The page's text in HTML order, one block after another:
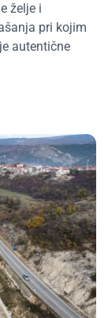
želje i
pri kojim
autentične